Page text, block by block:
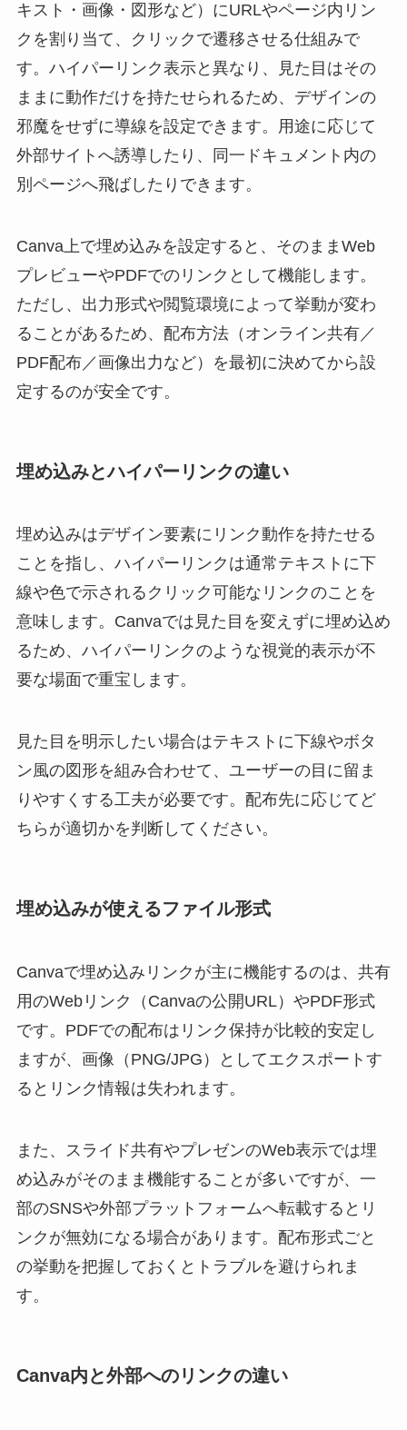
キスト・画像・図形など）にURLやページ内リン
クを割り当て、クリックで遷移させる仕組みで
す。ハイパーリンク表示と異なり、見た目はその
ままに動作だけを持たせられるため、デザインの
邪魔をせずに導線を設定できます。用途に応じて
外部サイトへ誘導したり、同一ドキュメント内の
別ページへ飛ばしたりできます。
Canva上で埋め込みを設定すると、そのままWeb
プレビューやPDFでのリンクとして機能します。
ただし、出力形式や閲覧環境によって挙動が変わ
ることがあるため、配布方法（オンライン共有／
PDF配布／画像出力など）を最初に決めてから設
定するのが安全です。
埋め込みとハイパーリンクの違い
埋め込みはデザイン要素にリンク動作を持たせる
ことを指し、ハイパーリンクは通常テキストに下
線や色で示されるクリック可能なリンクのことを
意味します。Canvaでは見た目を変えずに埋め込め
るため、ハイパーリンクのような視覚的表示が不
要な場面で重宝します。
見た目を明示したい場合はテキストに下線やボタ
ン風の図形を組み合わせて、ユーザーの目に留ま
りやすくする工夫が必要です。配布先に応じてど
ちらが適切かを判断してください。
埋め込みが使えるファイル形式
Canvaで埋め込みリンクが主に機能するのは、共有
用のWebリンク（Canvaの公開URL）やPDF形式
です。PDFでの配布はリンク保持が比較的安定し
ますが、画像（PNG/JPG）としてエクスポートす
るとリンク情報は失われます。
また、スライド共有やプレゼンのWeb表示では埋
め込みがそのまま機能することが多いですが、一
部のSNSや外部プラットフォームへ転載するとリ
ンクが無効になる場合があります。配布形式ごと
の挙動を把握しておくとトラブルを避けられま
す。
Canva内と外部へのリンクの違い